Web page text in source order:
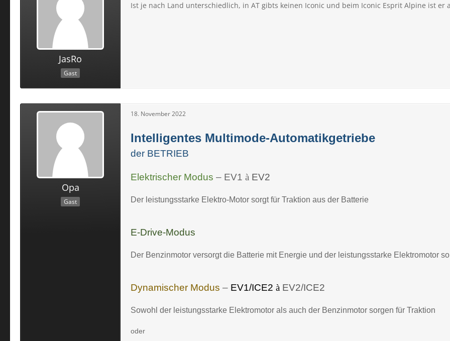
JasRo
Gast
Ist je nach Land unterschiedlich, in AT gibts keinen Iconic und beim Iconic Esprit Alpine ist er
Opa
Gast
18. November 2022
Intelligentes Multimode-Automatikgetriebe
der BETRIEB
Elektrischer Modus – EV1 à EV2
Der leistungsstarke Elektro-Motor sorgt für Traktion aus der Batterie
E-Drive-Modus
Der Benzinmotor versorgt die Batterie mit Energie und der leistungsstarke Elektromotor
Dynamischer Modus – EV1/ICE2 à EV2/ICE2
Sowohl der leistungsstarke Elektromotor als auch der Benzinmotor sorgen für Traktion
oder